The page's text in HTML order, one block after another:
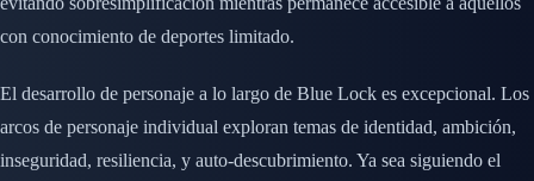
con conocimiento de deportes limitado.
El desarrollo de personaje a lo largo de Blue Lock es excepcional. Los
arcos de personaje individual exploran temas de identidad, ambición,
inseguridad, resiliencia, y auto-descubrimiento. Ya sea siguiendo el